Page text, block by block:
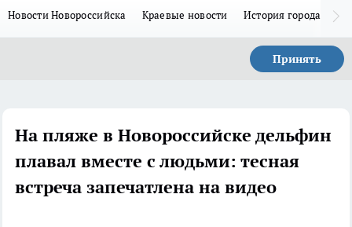
Новости Новороссийска Краевые новости История города Н
Принять
На пляже в Новороссийске дельфин
плавал вместе с людьми: тесная
встреча запечатлена на видео